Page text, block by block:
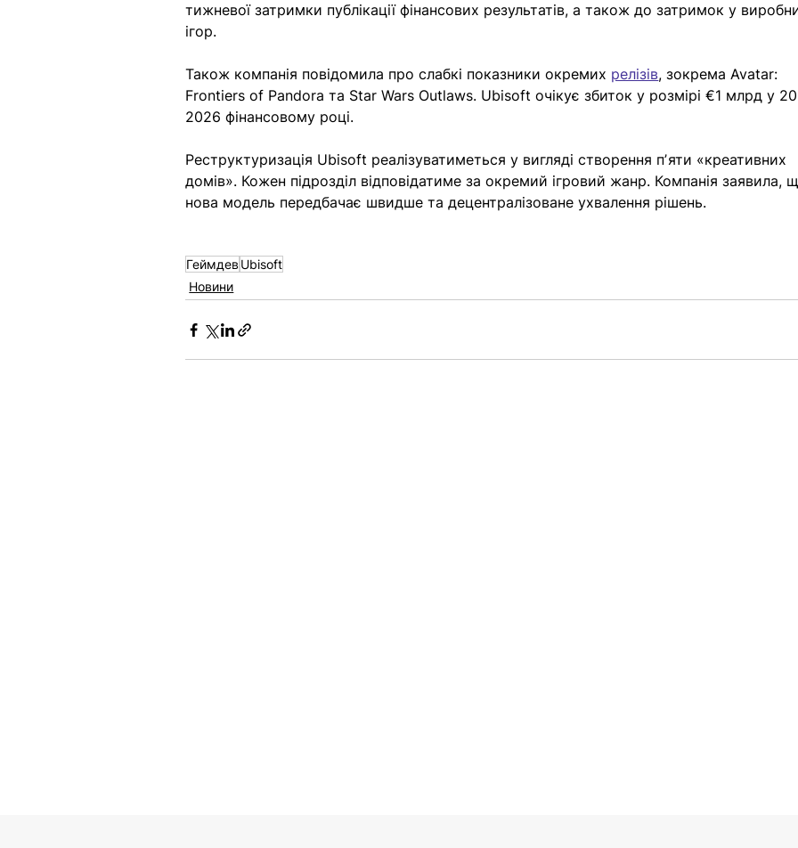
тижневої затримки публікації фінансових результатів, а також до затримок у
ігор.
Також компанія повідомила про слабкі показники окремих релізів, зокрема Avatar:
Frontiers of Pandora та Star Wars Outlaws. Ubisoft очікує збиток у розмірі €1 млрд у
2026 фінансовому році.
Реструктуризація Ubisoft реалізуватиметься у вигляді створення пʼяти «креативних
домів». Кожен підрозділ відповідатиме за окремий ігровий жанр. Компанія заявила,
нова модель передбачає швидше та децентралізоване ухвалення рішень.
Геймдев Ubisoft
Новини